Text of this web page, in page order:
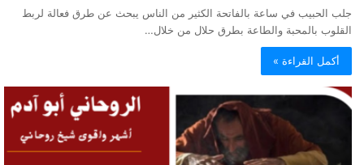
جلب الحبيب في ساعة بالفاتحة الكثير من الناس يبحث عن طرق فعالة لربط
القلوب بالمحبة والطاعة بطرق حلال من خلال…
أكمل القراءة »